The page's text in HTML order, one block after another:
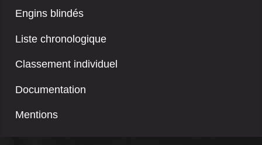
Engins blindés
Liste chronologique
Classement individuel
Documentation
Mentions